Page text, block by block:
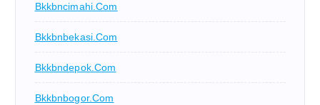
Bkkbncimahi.com
Bkkbnbekasi.com
Bkkbndepok.com
Bkkbnbogor.com